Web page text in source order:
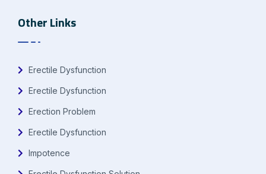
Other Links
Erectile Dysfunction
Erectile Dysfunction
Erection Problem
Erectile Dysfunction
Impotence